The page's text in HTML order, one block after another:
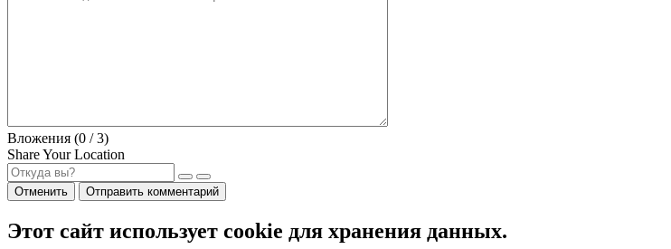
Вложения (0 / 3)
Share Your Location
Отменить Отправить комментарий
Этот сайт использует cookie для хранения данных.